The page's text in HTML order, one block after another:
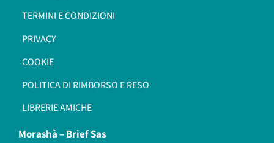
TERMINI E CONDIZIONI
PRIVACY
COOKIE
POLITICA DI RIMBORSO E RESO
LIBRERIE AMICHE
Morashà –Brief Sas